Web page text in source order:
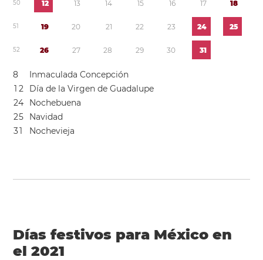
50 12 13 14 15 16 17 18
51 19 20 21 22 23 24 25
52 26 27 28 29 30 31
8
Inmaculada Concepción
1 2
Día de la Virgen de Guadalupe
24
Nochebuena
25
Navidad
31 Nochevieja
Días festivos para México en
el 2021